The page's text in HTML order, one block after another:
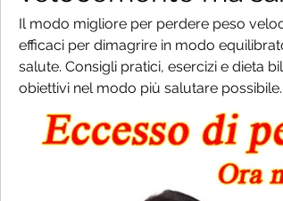
Il modo migliore per perdere peso
efficaci per dimagrire in modo
salute. Consigli pratici, esercizi e dieta
obiettivi nel modo più salutare possibile.